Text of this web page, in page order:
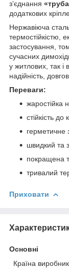
з’єднання
додаткових
Нержавіюча
термостійкістю,
застосування,
сучасних
у житлових, так і
надійність,
Переваги:
жаростійка
стійкість до
герметичне
швидкий та
покращена
тривалий
Приховати
Основні
Країна виробник